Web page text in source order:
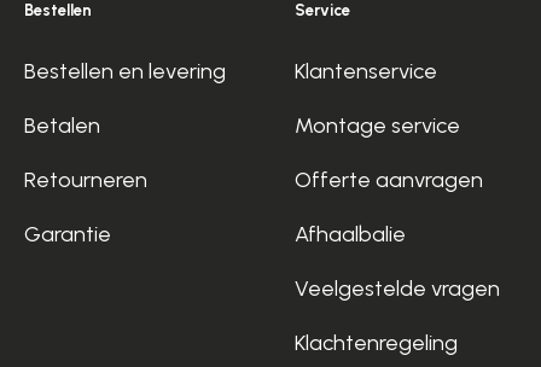
Bestellen
Bestellen en levering
Betalen
Retourneren
Garantie
Service
Klantenservice
Montage service
Offerte aanvragen
Afhaalbalie
Veelgestelde vragen
Klachtenregeling